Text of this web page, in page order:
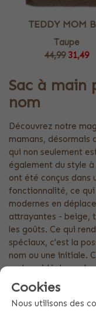
TEDDY MOM
Taupe
44,99 31,49
Sac à main
nom
Découvrez notre
mamans, désormais
qui non seulement
également du style à
ont été conçus dans
fonctionnalité, ce
modernes en
attrayantes - beige,
les goûts. Ce qui
spéciaux, c'est la
nom ou une initiale.
cadeau idéal pour
spécial. La broderie
touche personnelle
Cookies
Nous utilisons des